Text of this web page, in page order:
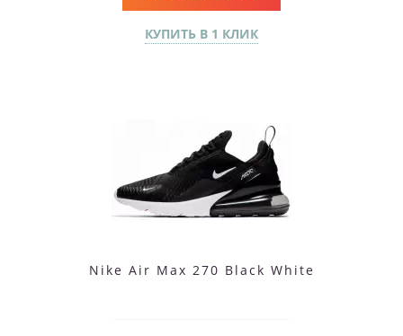
КУПИТЬ В 1 КЛИК
Nike Air Max 270 Black White